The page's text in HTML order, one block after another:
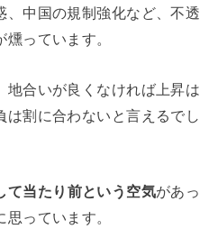
、中国の規制強化など、不透
っています。
地合いが良くなければ上昇は
は割に合わないと言えるでし
て当たり前という空気があっ
っています。